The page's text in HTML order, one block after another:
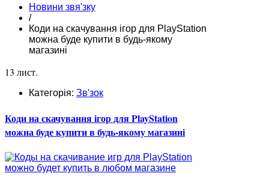
Новини звя'зку
/
Коди на скачування ігор для PlayStation
можна буде купити в будь-якому
магазині
13 лист.
Категорія: Зв'зок
Коди на скачування ігор для PlayStation
можна буде купити в будь-якому магазині